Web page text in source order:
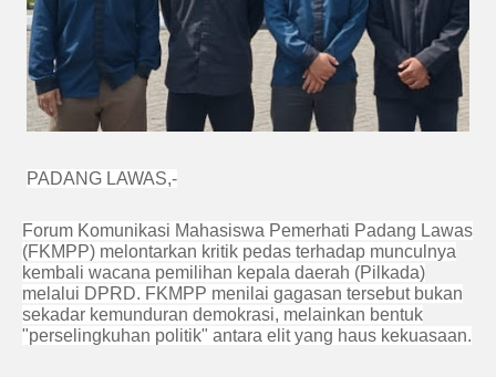
PADANG LAWAS,-
Forum Komunikasi Mahasiswa Pemerhati Padang Lawas
(FKMPP) melontarkan kritik pedas terhadap munculnya
kembali wacana pemilihan kepala daerah (Pilkada)
melalui DPRD. FKMPP menilai gagasan tersebut bukan
sekadar kemunduran demokrasi, melainkan bentuk
"perselingkuhan politik" antara elit yang haus kekuasaan.